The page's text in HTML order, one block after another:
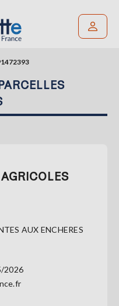
AUX ENCHERES
2026